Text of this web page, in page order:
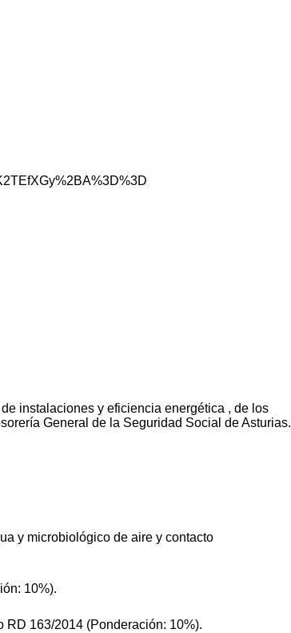
instalaciones y eficiencia energética , de los
General de la Seguridad Social de Asturias.
y microbiológico de aire y contacto
10%).
163/2014 (Ponderación: 10%).